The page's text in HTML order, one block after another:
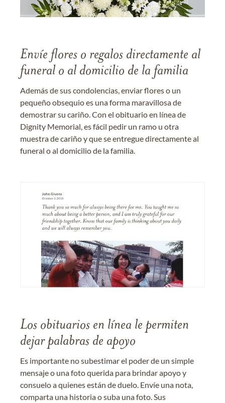
Envíe flores o regalos directamente al
funeral o al domicilio de la familia
Además de sus condolencias, enviar flores o un
pequeño obsequio es una forma maravillosa de
demostrar su cariño. Con el obituario en línea de
Dignity Memorial, es fácil pedir un ramo u otra
muestra de cariño y que se entregue directamente al
funeral o al domicilio de la familia.
Los obituarios en línea le permiten
dejar palabras de apoyo
Es importante no subestimar el poder de un simple
mensaje o una foto querida para brindar apoyo y
consuelo a quienes están de duelo. Envíe una nota,
comparta una historia o suba una foto. Sus